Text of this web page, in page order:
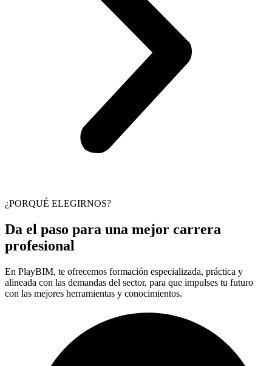
¿PORQUÉ ELEGIRNOS?
Da el paso para una mejor carrera
profesional
En PlayBIM, te ofrecemos formación especializada, práctica y
alineada con las demandas del sector, para que impulses tu futuro
con las mejores herramientas y conocimientos.